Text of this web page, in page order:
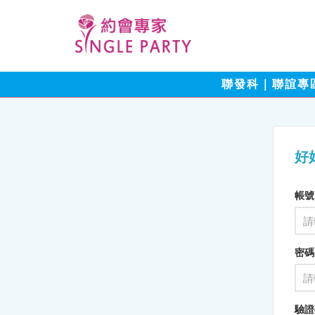
聯發科｜聯誼專
好
帳號
密碼
驗證